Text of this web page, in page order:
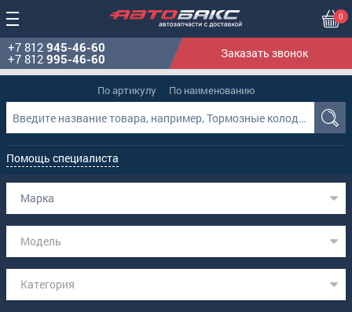
0
+7 812 945-46-60
+7 812 995-46-60 Заказать звонок
По артикулу По наименованию
Помощь специалиста
Марка
Модель
Категория